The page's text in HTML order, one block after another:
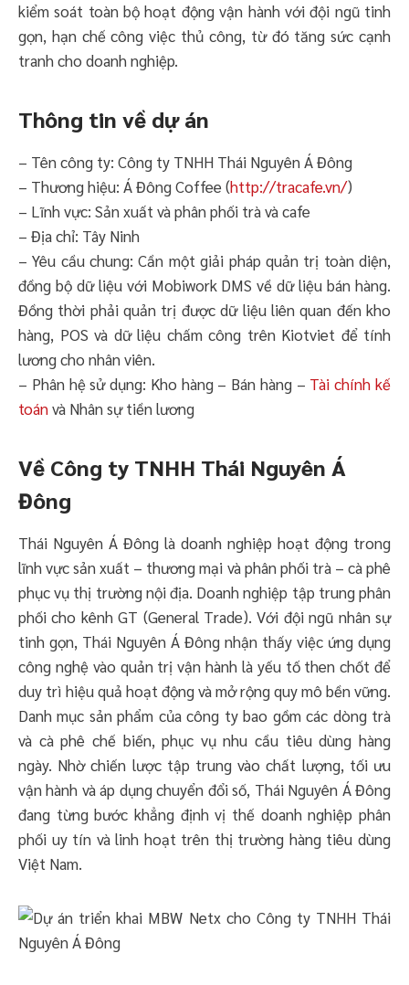
kiểm soát toàn bộ hoạt động vận hành với đội ngũ tinh
gọn, hạn chế công việc thủ công, từ đó tăng sức cạnh
tranh cho doanh nghiệp.
Thông tin về dự án
– Tên công ty: Công ty TNHH Thái Nguyên Á Đông
– Thương hiệu: Á Đông Coffee (http://tracafe.vn/)
– Lĩnh vực: Sản xuất và phân phối trà và cafe
– Địa chỉ: Tây Ninh
– Yêu cầu chung: Cần một giải pháp quản trị toàn diện,
đồng bộ dữ liệu với Mobiwork DMS về dữ liệu bán hàng.
Đồng thời phải quản trị được dữ liệu liên quan đến kho
hàng, POS và dữ liệu chấm công trên Kiotviet để tính
lương cho nhân viên.
– Phân hệ sử dụng: Kho hàng – Bán hàng – Tài chính kế
toánvà Nhân sự tiền lương
Về Công ty TNHH Thái Nguyên Á
Đông
Thái Nguyên Á Đông là doanh nghiệp hoạt động trong
lĩnh vực sản xuất – thương mại và phân phối trà – cà phê
phục vụ thị trường nội địa. Doanh nghiệp tập trung phân
phối cho kênh GT (General Trade). Với đội ngũ nhân sự
tinh gọn, Thái Nguyên Á Đông nhận thấy việc ứng dụng
công nghệ vào quản trị vận hành là yếu tố then chốt để
duy trì hiệu quả hoạt động và mở rộng quy mô bền vững.
Danh mục sản phẩm của công ty bao gồm các dòng trà
và cà phê chế biến, phục vụ nhu cầu tiêu dùng hàng
ngày. Nhờ chiến lược tập trung vào chất lượng, tối ưu
vận hành và áp dụng chuyển đổi số, Thái Nguyên Á Đông
đang từng bước khẳng định vị thế doanh nghiệp phân
phối uy tín và linh hoạt trên thị trường hàng tiêu dùng
Việt Nam.